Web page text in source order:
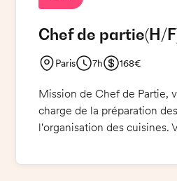
Chef de partie(H/
Paris 7h 168€
Mission de Chef de Partie,
charge de la préparation
l'organisation des cuisines.
aliments servis. Vous